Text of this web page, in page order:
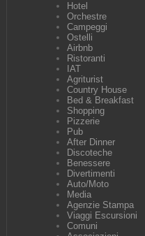
Hotel
Orchestre
Campeggi
Ostelli
Airbnb
Ristoranti
IAT
Agriturist
Country House
Bed & Breakfast
Shopping
Pizzerie
Pub
After Dinner
Discoteche
Benessere
Divertimenti
Auto/Moto
Media
Agenzie Stampa
Viaggi Escursioni
Comuni